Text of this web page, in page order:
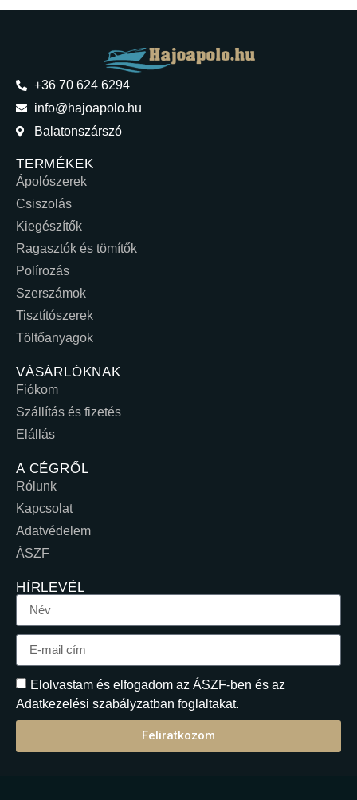
+36 70 624 6294
info@hajoapolo.hu
Balatonszárszó
TERMÉKEK
Ápolószerek
Csiszolás
Kiegészítők
Ragasztók és tömítők
Polírozás
Szerszámok
Tisztítószerek
Töltőanyagok
VÁSÁRLÓKNAK
Fiókom
Szállítás és fizetés
Elállás
A CÉGRŐL
Rólunk
Kapcsolat
Adatvédelem
ÁSZF
HÍRLEVÉL
Elolvastam és elfogadom az ÁSZF-ben és az
Adatkezelési szabályzatban foglaltakat.
Feliratkozom